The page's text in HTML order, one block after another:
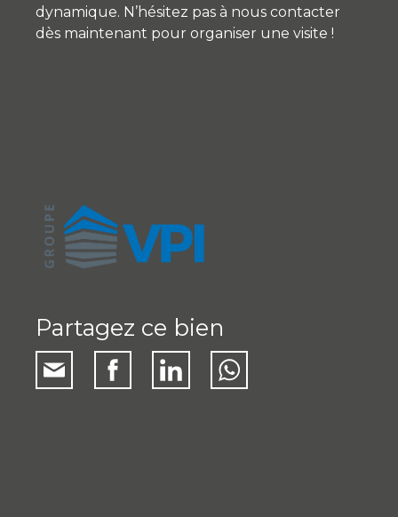
dynamique. N’hésitez pas à nous contacter
dès maintenant pour organiser une visite !
Partagez ce bien